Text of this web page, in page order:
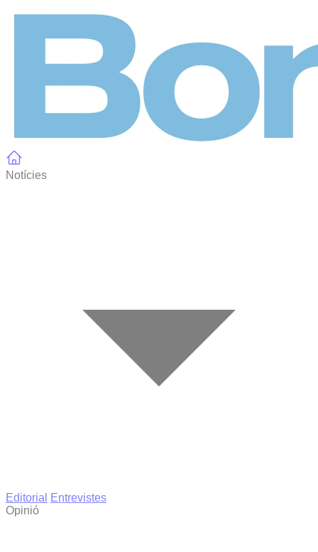
Notícies
Editorial
Entrevistes
Opinió